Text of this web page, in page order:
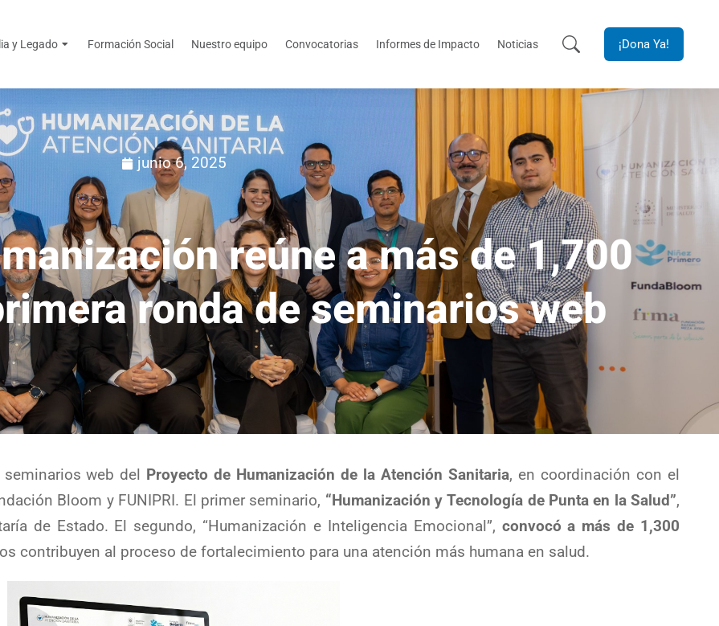
y Legado Formación Social Nuestro equipo Convocatorias Informes de Impacto Noticias ¡Dona Ya!
junio 6, 2025
reúne a más de 1,700
ronda de seminarios web
web del Proyecto de Humanización de la Atención Sanitaria, en coordinación con el
Bloom y FUNIPRI. El primer seminario, “Humanización y Tecnología de Punta en la Salud”,
de Estado. El segundo, “Humanización e Inteligencia Emocional”, convocó a más de 1,300
contribuyen al proceso de fortalecimiento para una atención más humana en salud.